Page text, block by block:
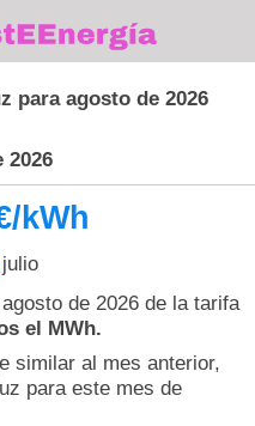
para agosto de 2026
2026
kWh
julio
de 2026 de la tarifa
el MWh.
similar al mes anterior,
para este mes de